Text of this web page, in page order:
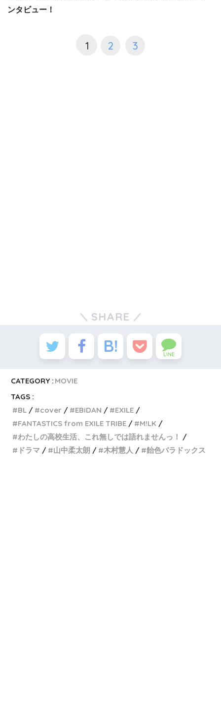
ンタビュー！
1 2 3
SHARE
LINE
CATEGORY : MOVIE
TAGS :
BL
cover EBiDAN
EXILE
FANTASTICS from EXILE TRIBE
M!LK
わたしの高校生活、これ無しでは語れませんっ！
ドラマ
山中柔太朗 木村慧人 飴色パラドックス